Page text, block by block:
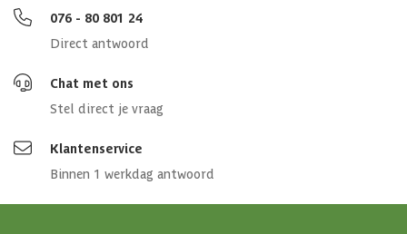
076 - 80 801 24
Direct antwoord
Chat met ons
Stel direct je vraag
Klantenservice
Binnen 1 werkdag antwoord